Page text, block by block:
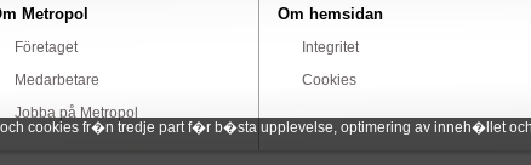
cookies fr�n tredje part f�r b�sta upplevelse, optimering av inneh�llet
Metropol
Företaget
Medarbetare
Jobba på Metropol
Om hemsidan
Integritet
Cookies